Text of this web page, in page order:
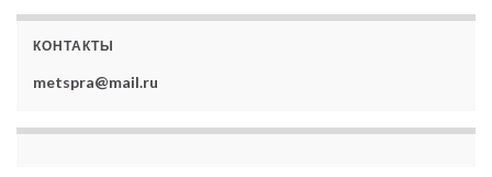
КОНТАКТЫ
metspra@mail.ru